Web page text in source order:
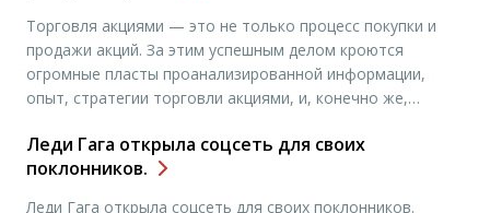
Торговля акциями — это не только процесс покупки и
продажи акций. За этим успешным делом кроются
огромные пласты проанализированной информации,
опыт, стратегии торговли акциями, и, конечно же,
рынка. Зачастую трейдер не замечает множества важных
деталей работы, поэтому очень важна активная
Леди Гага открыла соцсеть для своих
поклонников.
Леди Гага открыла соцсеть для своих поклонников.